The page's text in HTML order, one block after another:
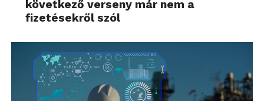
következő verseny már nem a
fizetésekről szól